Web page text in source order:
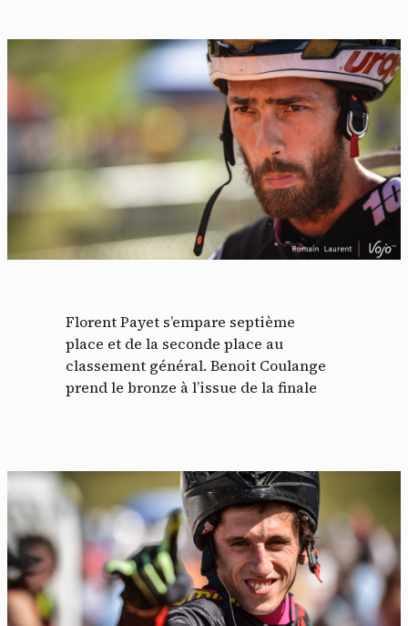
Florent Payet s’empare septième
place et de la seconde place au
classement général. Benoit Coulange
prend le bronze à l’issue de la finale